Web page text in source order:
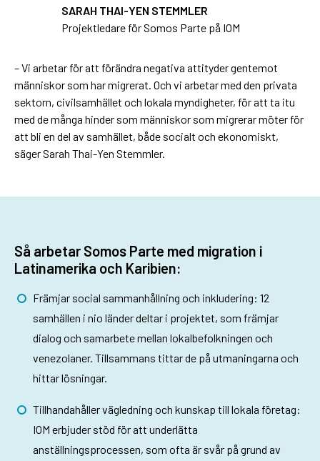
SARAH THAI-YEN STEMMLER
Projektledare för Somos Parte på IOM
– Vi arbetar för att förändra negativa attityder gentemot
människor som har migrerat. Och vi arbetar med den privata
sektorn, civilsamhället och lokala myndigheter, för att ta itu
med de många hinder som människor som migrerar möter för
att bli en del av samhället, både socialt och ekonomiskt,
säger Sarah Thai-Yen Stemmler.
Så arbetar Somos Parte med migration i
Latinamerika och Karibien:
Främjar social sammanhållning och inkludering: 12
samhällen i nio länder deltar i projektet, som främjar
dialog och samarbete mellan lokalbefolkningen och
venezolaner. Tillsammans tittar de på utmaningarna och
hittar lösningar.
Tillhandahåller vägledning och kunskap till lokala företag:
IOM erbjuder stöd för att underlätta
anställningsprocessen, som ofta är svår på grund av